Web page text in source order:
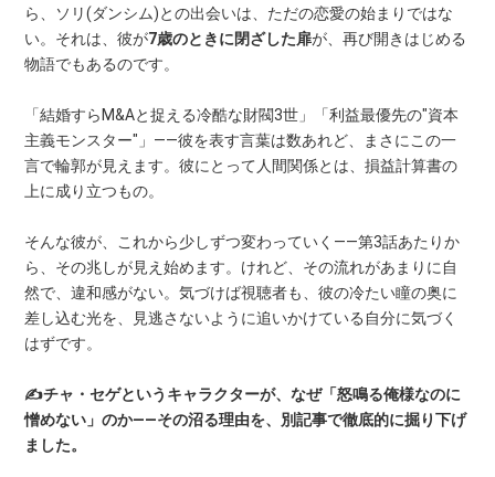
ら、ソリ(ダンシム)との出会いは、ただの恋愛の始まりではな
い。それは、彼が7歳のときに閉ざした扉が、再び開きはじめる
物語でもあるのです。
「結婚すらM&Aと捉える冷酷な財閥3世」「利益最優先の"資本
主義モンスター"」——彼を表す言葉は数あれど、まさにこの一
言で輪郭が見えます。彼にとって人間関係とは、損益計算書の
上に成り立つもの。
そんな彼が、これから少しずつ変わっていく——第3話あたりか
ら、その兆しが見え始めます。けれど、その流れがあまりに自
然で、違和感がない。気づけば視聴者も、彼の冷たい瞳の奥に
差し込む光を、見逃さないように追いかけている自分に気づく
はずです。
✍️チャ・セゲというキャラクターが、なぜ「怒鳴る俺様なのに
憎めない」のか——その沼る理由を、別記事で徹底的に掘り下げ
ました。